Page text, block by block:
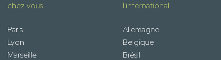
chez vous
Paris
Lyon
Marseille
l'international
Allemagne
Belgique
Brésil